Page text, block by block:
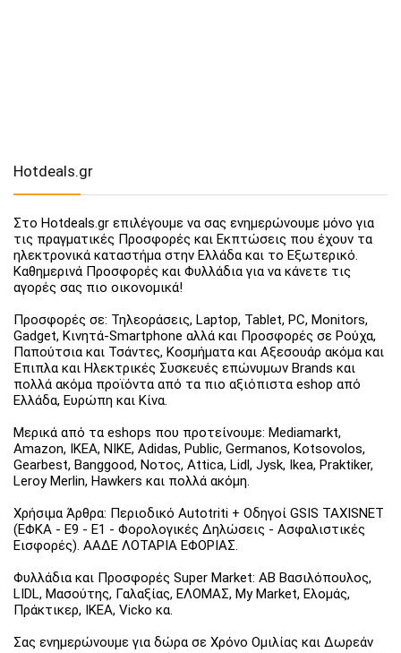
Hotdeals.gr
Στο Hotdeals.gr επιλέγουμε να σας ενημερώνουμε μόνο για
τις πραγματικές Προσφορές και Εκπτώσεις που έχουν τα
ηλεκτρονικά καταστήμα στην Ελλάδα και το Εξωτερικό.
Καθημερινά Προσφορές και Φυλλάδια για να κάνετε τις
αγορές σας πιο οικονομικά!
Προσφορές σε: Τηλεοράσεις, Laptop, Tablet, PC, Monitors,
Gadget, Κινητά-Smartphone αλλά και Προσφορές σε Ρούχα,
Παπούτσια και Τσάντες, Κοσμήματα και Αξεσουάρ ακόμα και
Έπιπλα και Ηλεκτρικές Συσκευές επώνυμων Brands και
πολλά ακόμα προϊόντα από τα πιο αξιόπιστα eshop από
Ελλάδα, Ευρώπη και Κίνα.
Μερικά από τα eshops που προτείνουμε: Mediamarkt,
Amazon, IKEA, NIKE, Adidas, Public, Germanos, Kotsovolos,
Gearbest, Banggood, Νοτος, Attica, Lidl, Jysk, Ikea, Praktiker,
Leroy Merlin, Hawkers και πολλά ακόμη.
Χρήσιμα Άρθρα: Περιοδικό Autotriti + Οδηγοί GSIS TAXISNET
(ΕΦΚΑ - Ε9 - Ε1 - Φορολογικές Δηλώσεις - Ασφαλιστικές
Εισφορές). ΑΑΔΕ ΛΟΤΑΡΙΑ ΕΦΟΡΙΑΣ.
Φυλλάδια και Προσφορές Super Market: ΑΒ Βασιλόπουλος,
LIDL, Μασούτης, Γαλαξίας, ΕΛΟΜΑΣ, My Market, Ελομάς,
Πράκτικερ, ΙΚΕΑ, Vicko κα.
Σας ενημερώνουμε για δώρα σε Χρόνο Ομιλίας και Δωρεάν